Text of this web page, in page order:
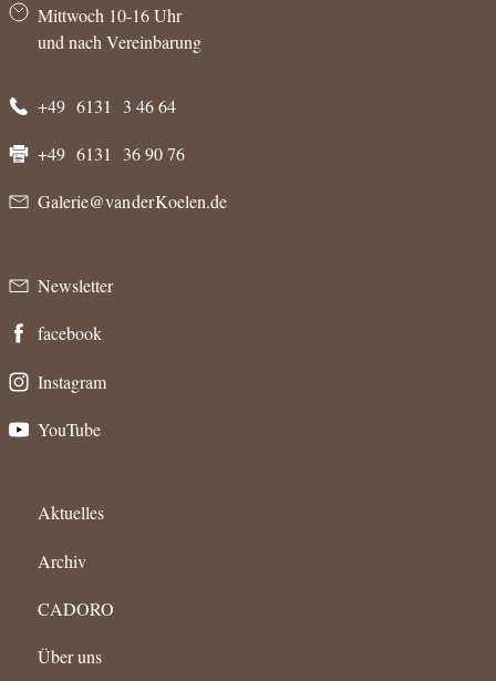
Mittwoch 10-16 Uhr
und nach Vereinbarung
+49 6131 3 46 64
+49 6131 36 90 76
Galerie@van der Koelen.de
Newsletter
facebook
Instagram
YouTube
Aktuelles
Archiv
CADORO
Über uns